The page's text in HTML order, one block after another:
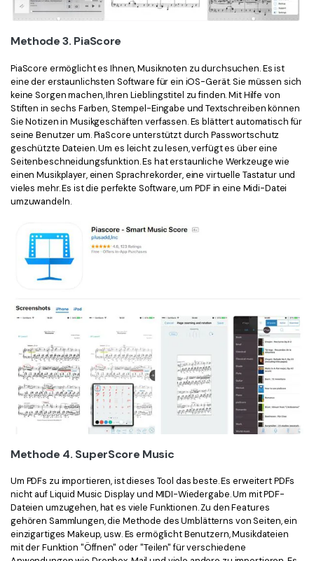
Methode 3. PiaScore
PiaScore ermöglicht es Ihnen, Musiknoten zu durchsuchen. Es ist
eine der erstaunlichsten Software für ein iOS-Gerät. Sie müssen sich
keine Sorgen machen, Ihren Lieblingstitel zu finden. Mit Hilfe von
Stiften in sechs Farben, Stempel-Eingabe und Textschreiben können
Sie Notizen in Musikgeschäften verfassen. Es blättert automatisch für
seine Benutzer um. PiaScore unterstützt durch Passwortschutz
geschützte Dateien. Um es leicht zu lesen, verfügt es über eine
Seitenbeschneidungsfunktion. Es hat erstaunliche Werkzeuge wie
einen Musikplayer, einen Sprachrekorder, eine virtuelle Tastatur und
vieles mehr. Es ist die perfekte Software, um PDF in eine Midi-Datei
umzuwandeln.
Methode 4. SuperScore Music
Um PDFs zu importieren, ist dieses Tool das beste. Es erweitert PDFs
nicht auf Liquid Music Display und MIDI-Wiedergabe. Um mit PDF-
Dateien umzugehen, hat es viele Funktionen. Zu den Features
gehören Sammlungen, die Methode des Umblätterns von Seiten, ein
einzigartiges Makeup, usw. Es ermöglicht Benutzern, Musikdateien
mit der Funktion "Öffnen" oder "Teilen" für verschiedene